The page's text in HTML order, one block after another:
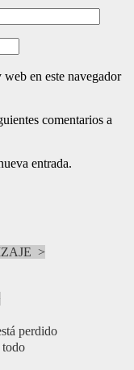
en este navegador
comentarios a
entrada.
>
perdido
todo